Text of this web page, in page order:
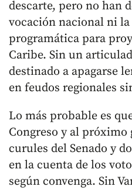
descarte, pero no han
vocación nacional ni la
programática para
Caribe. Sin un
destinado a apagarse
en feudos regionales
Lo más probable es
Congreso y al próximo
curules del Senado y
en la cuenta de los
según convenga. Sin